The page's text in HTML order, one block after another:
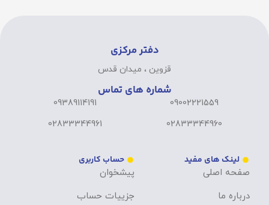
دفتر مرکزی
قزوین ، میدان قدس
شماره های تماس
09002221559
02833344960
09389114191
02833344961
لینک های مفید
صفحه اصلی
درباره ما
حساب کاربری
پیشخوان
جزییات حساب